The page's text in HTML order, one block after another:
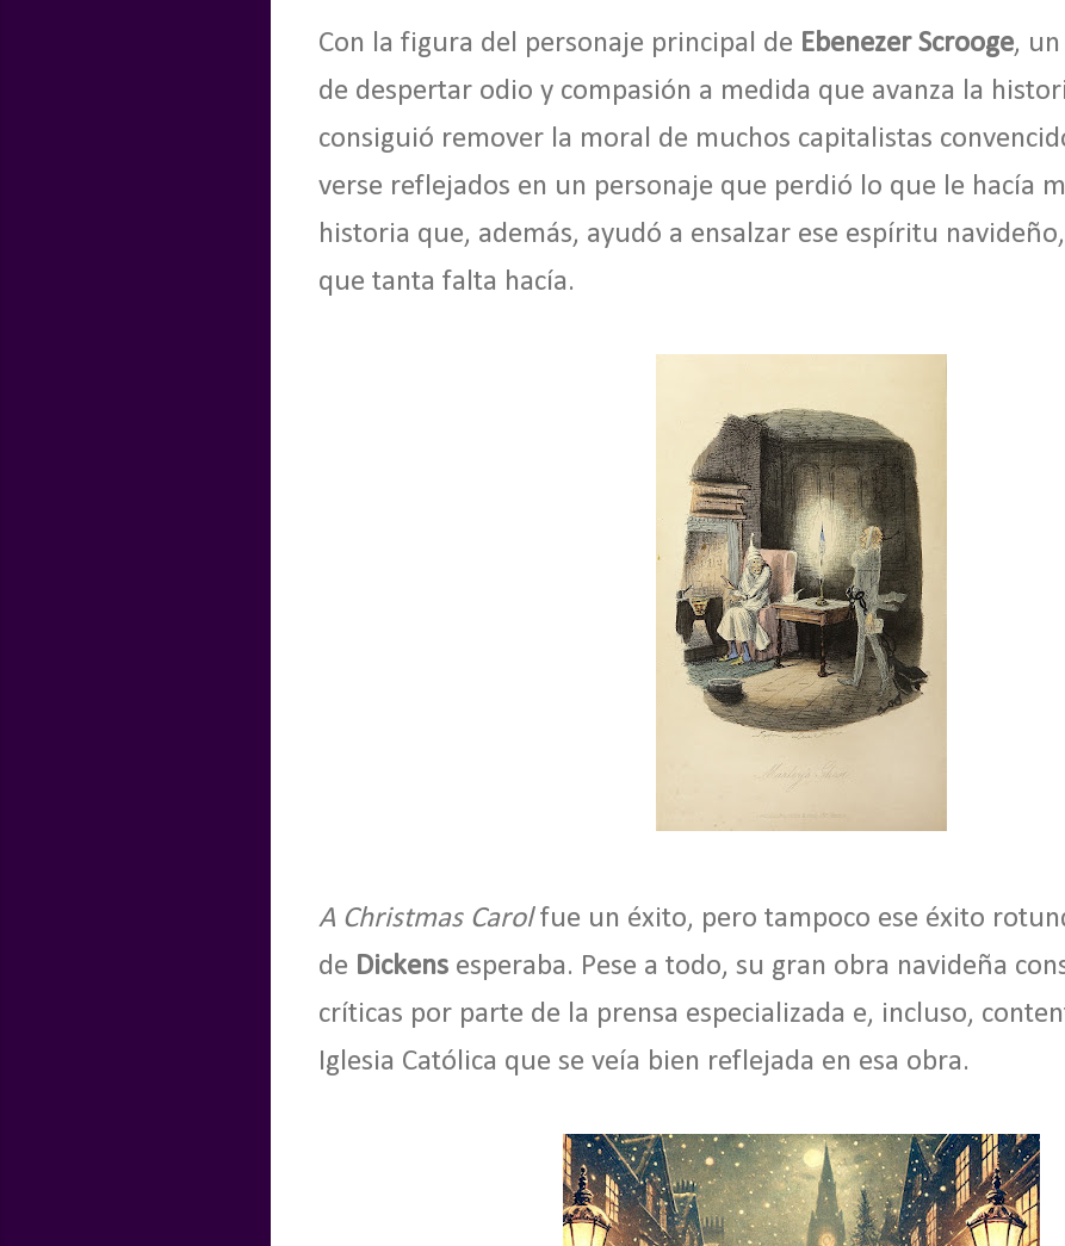
Con la figura del personaje principal de Ebenezer Scrooge,
de despertar odio y compasión a medida que avanza la
consiguió remover la moral de muchos capitalistas
verse reflejados en un personaje que perdió lo que le hacía
historia que, además, ayudó a ensalzar ese espíritu
que tanta falta hacía.
A Christmas Carolfue un éxito, pero tampoco ese éxito
de Dickens esperaba. Pese a todo, su gran obra navideña
críticas por parte de la prensa especializada e, incluso,
Iglesia Católica que se veía bien reflejada en esa obra.